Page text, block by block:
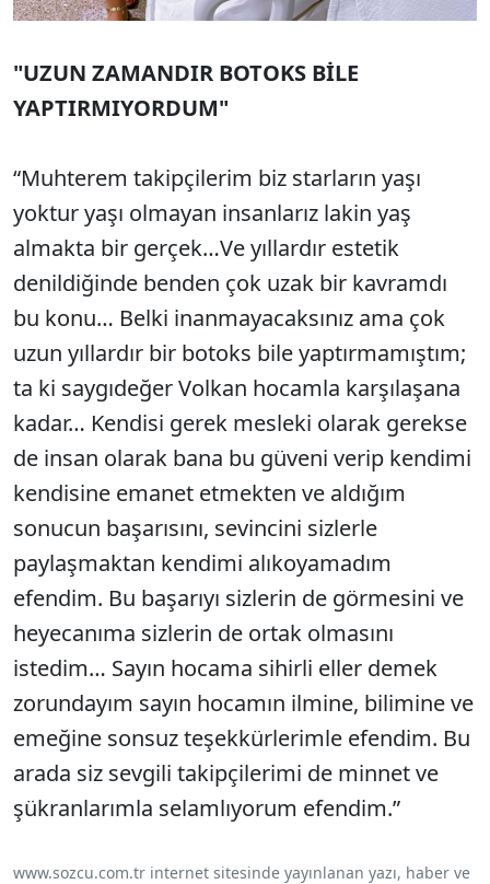
"UZUN ZAMANDIR BOTOKS BİLE
YAPTIRMIYORDUM"
“Muhterem takipçilerim biz starların yaşı
yoktur yaşı olmayan insanlarız lakin yaş
almakta bir gerçek…Ve yıllardır estetik
denildiğinde benden çok uzak bir kavramdı
bu konu… Belki inanmayacaksınız ama çok
uzun yıllardır bir botoks bile yaptırmamıştım;
ta ki saygıdeğer Volkan hocamla karşılaşana
kadar… Kendisi gerek mesleki olarak gerekse
de insan olarak bana bu güveni verip kendimi
kendisine emanet etmekten ve aldığım
sonucun başarısını, sevincini sizlerle
paylaşmaktan kendimi alıkoyamadım
efendim. Bu başarıyı sizlerin de görmesini ve
heyecanıma sizlerin de ortak olmasını
istedim… Sayın hocama sihirli eller demek
zorundayım sayın hocamın ilmine, bilimine ve
emeğine sonsuz teşekkürlerimle efendim. Bu
arada siz sevgili takipçilerimi de minnet ve
şükranlarımla selamlıyorum efendim.”
www.sozcu.com.tr internet sitesinde yayınlanan yazı, haber ve